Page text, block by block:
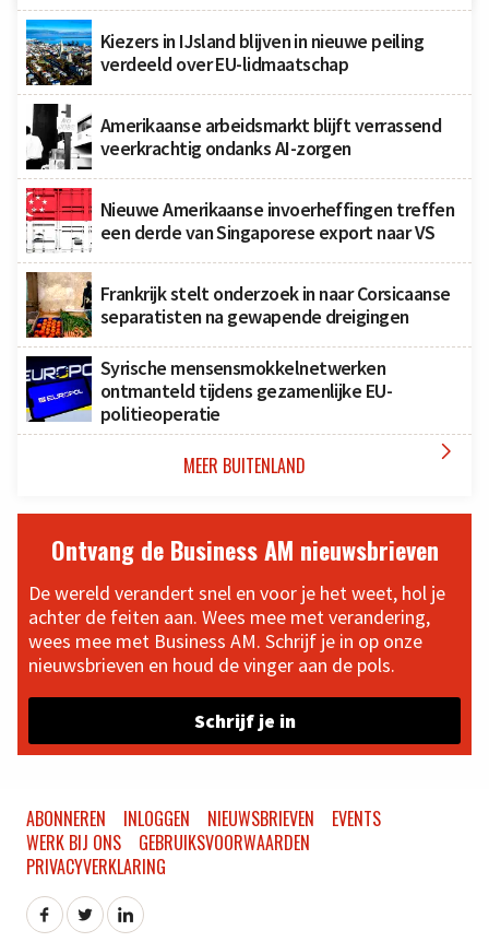
Kiezers in IJsland blijven in nieuwe peiling
verdeeld over EU-lidmaatschap
Amerikaanse arbeidsmarkt blijft verrassend
veerkrachtig ondanks AI-zorgen
Nieuwe Amerikaanse invoerheffingen treffen
een derde van Singaporese export naar VS
Frankrijk stelt onderzoek in naar Corsicaanse
separatisten na gewapende dreigingen
Syrische mensensmokkelnetwerken
ontmanteld tijdens gezamenlijke EU-
politieoperatie
MEER BUITENLAND 
Ontvang de Business AM nieuwsbrieven
De wereld verandert snel en voor je het weet, hol je
achter de feiten aan. Wees mee met verandering,
wees mee met Business AM. Schrijf je in op onze
nieuwsbrieven en houd de vinger aan de pols.
Schrijf je in
ABONNEREN INLOGGEN NIEUWSBRIEVEN
EVENTS
WERK BIJ ONS
GEBRUIKSVOORWAARDEN
PRIVACYVERKLARING